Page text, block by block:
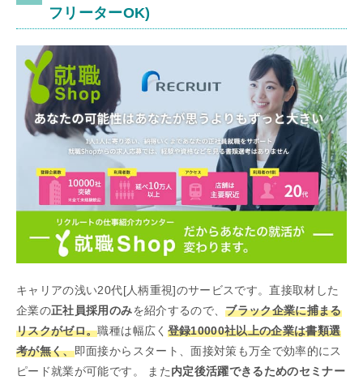
フリーターOK)
キャリアの浅い20代[人柄重視]のサービスです。直接取材した
企業の正社員採用のみを紹介するので、ブラック企業に捕まる
リスクがゼロ。職種は幅広く 登録10000社以上の企業は書類選
考が無く、即面接からスタート、面接対策も万全で効率的にス
ピード就業が可能です。 また内定後活躍できるためのセミナー